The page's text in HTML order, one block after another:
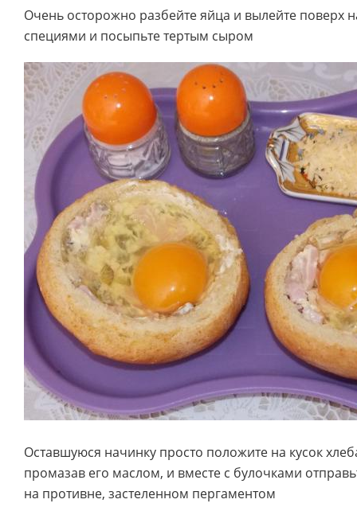
Очень осторожно разбейте яйца и вылейте поверх
специями и посыпьте тертым сыром
Оставшуюся начинку просто положите на кусок
промазав его маслом, и вместе с булочками
на противне, застеленном пергаментом